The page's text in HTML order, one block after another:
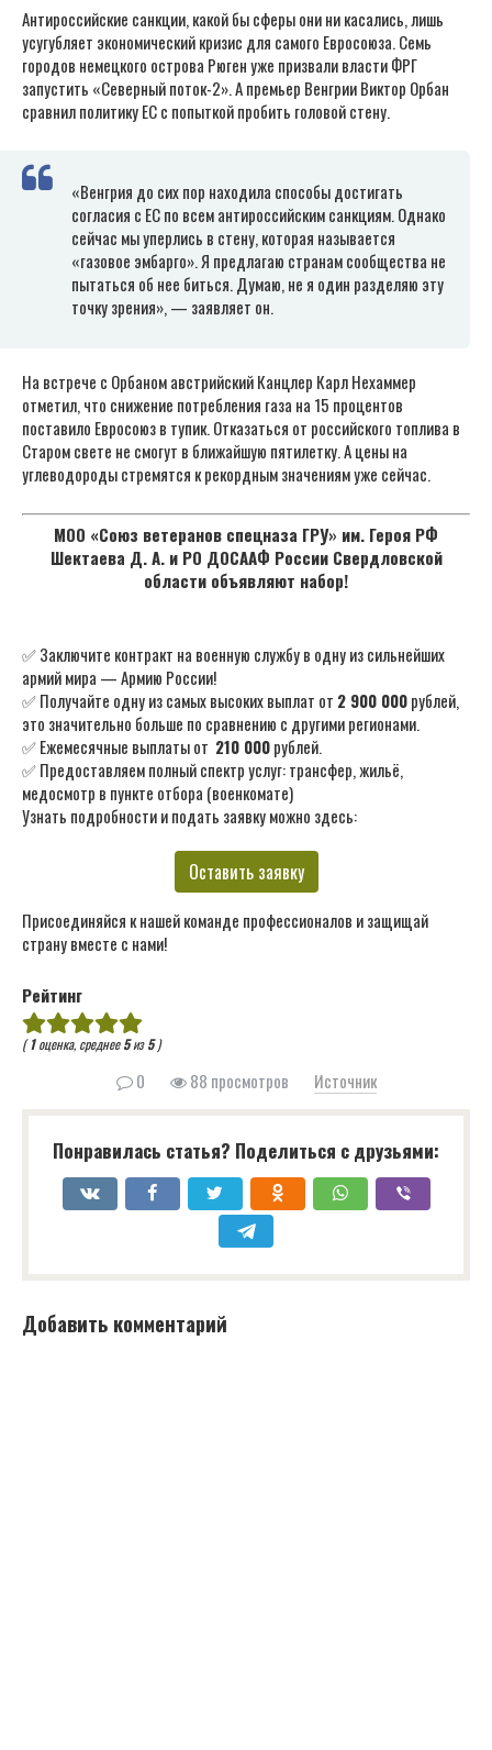
Антироссийские санкции, какой бы сферы они ни касались, лишь
усугубляет экономический кризис для самого Евросоюза. Семь
городов немецкого острова Рюген уже призвали власти ФРГ
запустить «Северный поток-2». А премьер Венгрии Виктор Орбан
сравнил политику ЕС с попыткой пробить головой стену.
«Венгрия до сих пор находила способы достигать
согласия с ЕС по всем антироссийским санкциям. Однако
сейчас мы уперлись в стену, которая называется
«газовое эмбарго». Я предлагаю странам сообщества не
пытаться об нее биться. Думаю, не я один разделяю эту
точку зрения», — заявляет он.
На встрече с Орбаном австрийский Канцлер Карл Нехаммер
отметил, что снижение потребления газа на 15 процентов
поставило Евросоюз в тупик. Отказаться от российского топлива в
Старом свете не смогут в ближайшую пятилетку. А цены на
углеводороды стремятся к рекордным значениям уже сейчас.
МОО «Союз ветеранов спецназа ГРУ» им. Героя РФ
Шектаева Д. А. и РО ДОСААФ России Свердловской
области объявляют набор!
✅ Заключите контракт на военную службу в одну из сильнейших
армий мира — Армию России!
✅ Получайте одну из самых высоких выплат от 2 900 000рублей,
это значительно больше по сравнению с другими регионами.
✅ Ежемесячные выплаты от 210 000рублей.
✅ Предоставляем полный спектр услуг: трансфер, жильё,
медосмотр в пункте отбора (военкомате)
Узнать подробности и подать заявку можно здесь:
Оставить заявку
Присоединяйся к нашей команде профессионалов и защищай
страну вместе с нами!
Рейтинг
(1оценка, среднее5из5)
0 88 просмотров Источник
Понравилась статья? Поделиться с друзьями:
Добавить комментарий